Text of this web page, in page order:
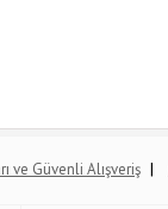
ve Güvenli Alışveriş |